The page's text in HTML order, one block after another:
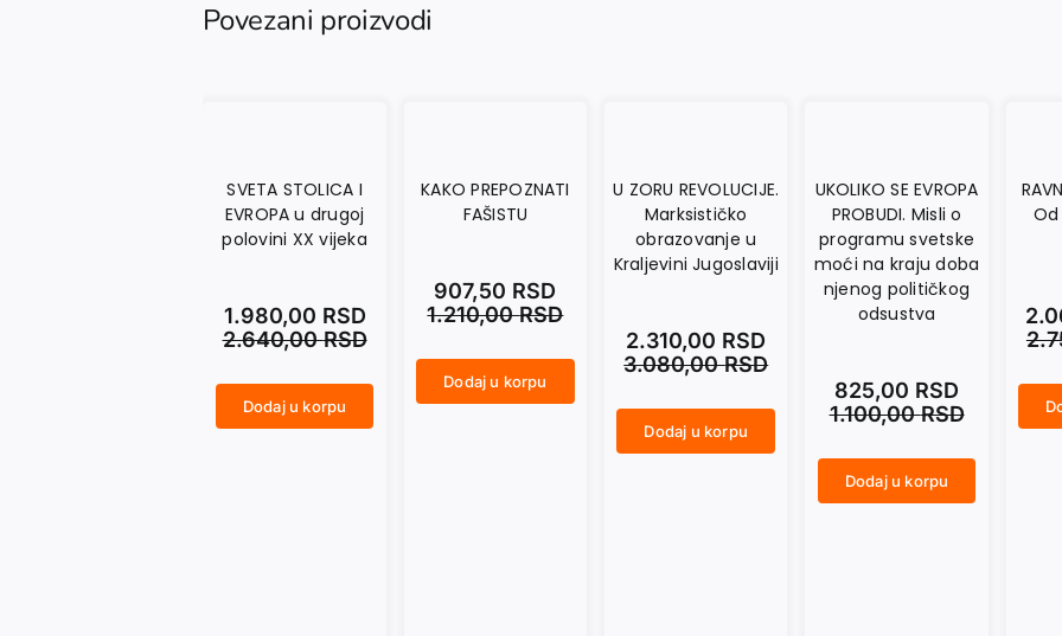
Povezani proizvodi
SVETA STOLICA I
EVROPA u drugoj
polovini XX vijeka
2.640,00RSD
1.980,00 RSD
Dodaj u korpu
KAKO PREPOZNATI
FAŠISTU
1.210,00RSD
907,50 RSD
Dodaj u korpu
U ZORU REVOLUCIJE.
Marksističko
obrazovanje u
Kraljevini Jugoslaviji
3.080,00RSD
2.310,00 RSD
Dodaj u korpu
UKOLIKO SE EVROPA
PROBUDI. Misli o
programu svetske
moći na kraju doba
njenog političkog
odsustva
1.100,00RSD
825,00 RSD
Dodaj u korpu